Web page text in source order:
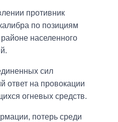
противник
по позициям
населенного
сил
ответ на провокации
огневых средств.
потерь среди